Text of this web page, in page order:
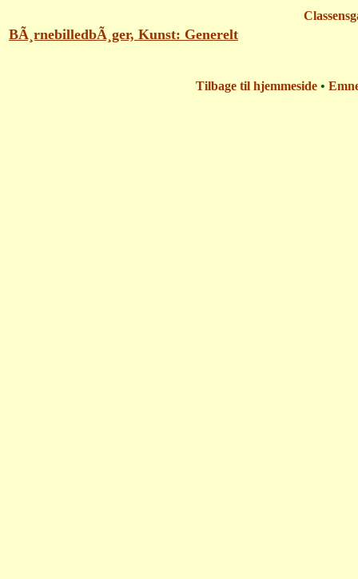
BÃ¸rnebilledbÃ¸ger, Kunst: Generelt
Tilbage til hjemmeside •